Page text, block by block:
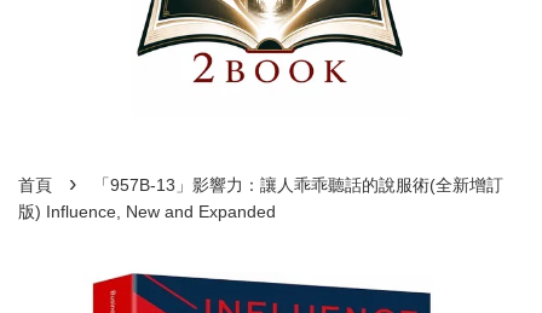
首頁 ›
「957B-13」影響力：讓人乖乖聽話的說服術(全新增訂
版) Influence, New and Expanded